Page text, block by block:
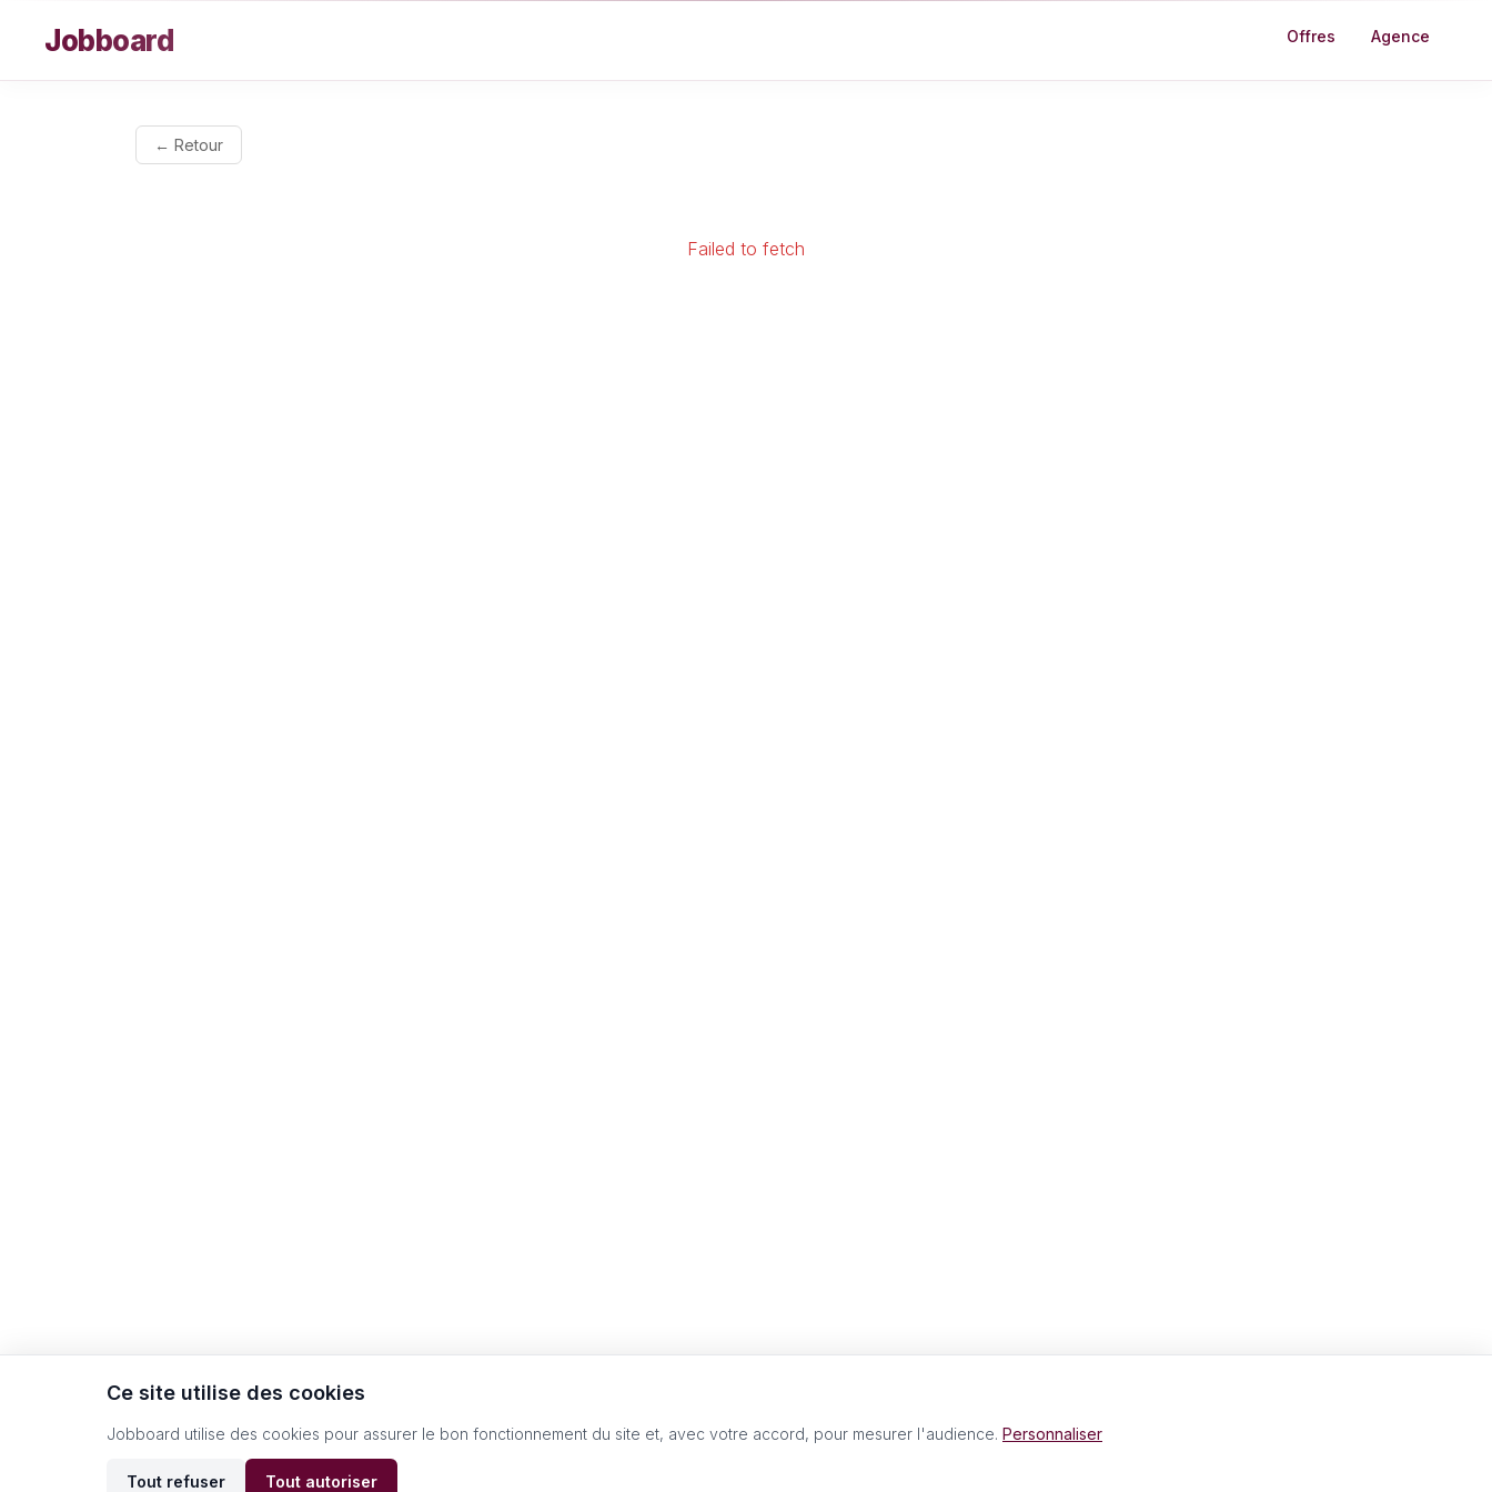
Jobboard Offres Agence
← Retour
Failed to fetch
Ce site utilise des cookies
Jobboard utilise des cookies pour assurer le bon fonctionnement du site et, avec votre accord, pour mesurer l'audience. Personnaliser
Tout refuser Tout autoriser